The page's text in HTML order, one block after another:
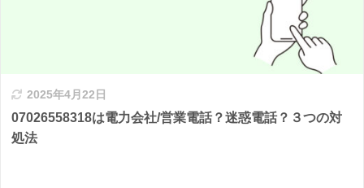
2025年4月22日
07026558318は電力会社/営業電話？迷惑電話？３つの対
処法